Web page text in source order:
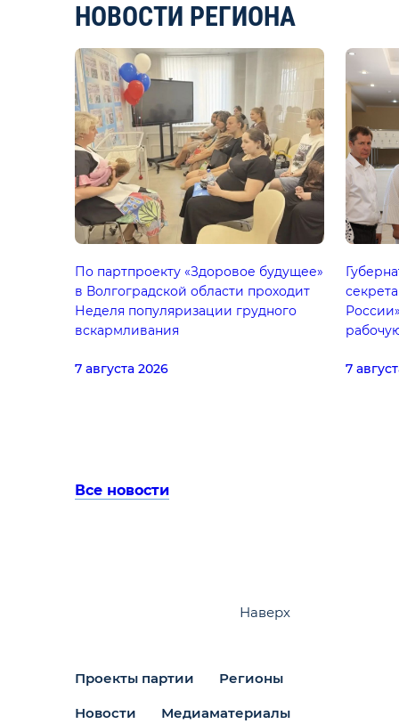
НОВОСТИ РЕГИОНА
По партпроекту «Здоровое будущее»
в Волгоградской области проходит
Неделя популяризации грудного
вскармливания
7 августа 2026
7
Все новости
Проекты партии Регионы
Новости Медиаматериалы
Наверх